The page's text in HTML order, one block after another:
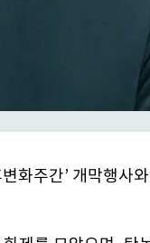
주간’ 개막행사